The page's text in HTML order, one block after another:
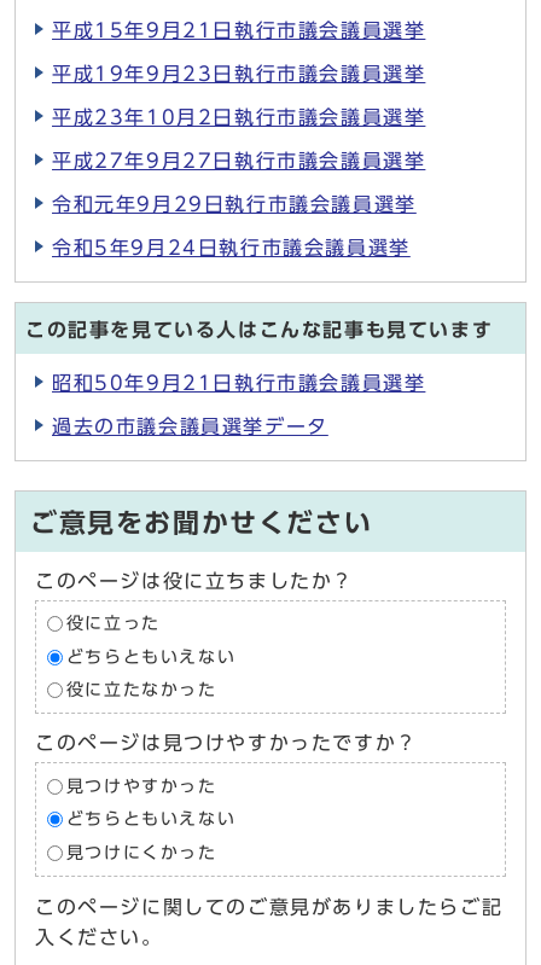
平成15年9月21日執行市議会議員選挙
平成19年9月23日執行市議会議員選挙
平成23年10月2日執行市議会議員選挙
平成27年9月27日執行市議会議員選挙
令和元年9月29日執行市議会議員選挙
令和5年9月24日執行市議会議員選挙
この記事を見ている人はこんな記事も見ています
昭和50年9月21日執行市議会議員選挙
過去の市議会議員選挙データ
ご意見をお聞かせください
このページは役に立ちましたか？
役に立った
どちらともいえない
役に立たなかった
このページは見つけやすかったですか？
見つけやすかった
どちらともいえない
見つけにくかった
このページに関してのご意見がありましたらご記
入ください。